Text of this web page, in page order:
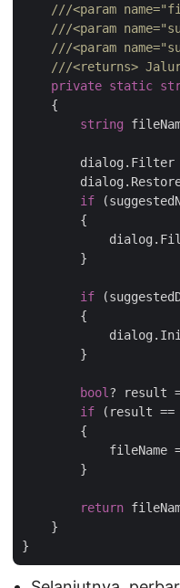
///<param
///<param
///<param
///<returns>
private static
    {
string
dialog.Filter
if
        {
        }
if
        {
        }
bool ? result
if (result ==
        {
fileName
        }
return
    }